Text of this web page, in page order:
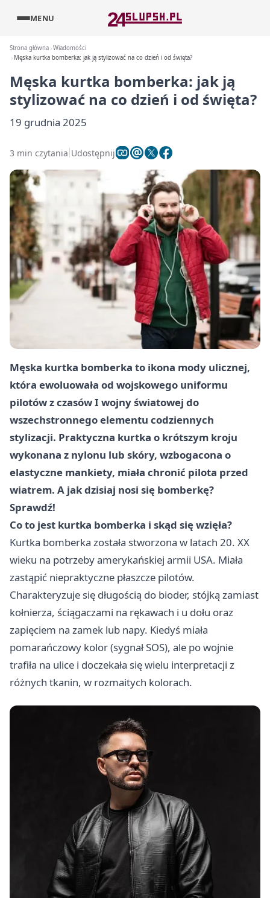
MENU
Strona główna Wiadomości
Męska kurtka bomberka: jak ją stylizować na co dzień i od święta?
Męska kurtka bomberka: jak ją
stylizować na co dzień i od święta?
19 grudnia 2025
3 min czytania Udostępnij
Męska kurtka bomberka to ikona mody ulicznej,
która ewoluowała od wojskowego uniformu
pilotów z czasów I wojny światowej do
wszechstronnego elementu codziennych
stylizacji. Praktyczna kurtka o krótszym kroju
wykonana z nylonu lub skóry, wzbogacona o
elastyczne mankiety, miała chronić pilota przed
wiatrem. A jak dzisiaj nosi się bomberkę?
Sprawdź!
Co to jest kurtka bomberka i skąd się wzięła?
Kurtka bomberka została stworzona w latach 20. XX
wieku na potrzeby amerykańskiej armii USA. Miała
zastąpić niepraktyczne płaszcze pilotów.
Charakteryzuje się długością do bioder, stójką zamiast
kołnierza, ściągaczami na rękawach i u dołu oraz
zapięciem na zamek lub napy. Kiedyś miała
pomarańczowy kolor (sygnał SOS), ale po wojnie
trafiła na ulice i doczekała się wielu interpretacji z
różnych tkanin, w rozmaitych kolorach.